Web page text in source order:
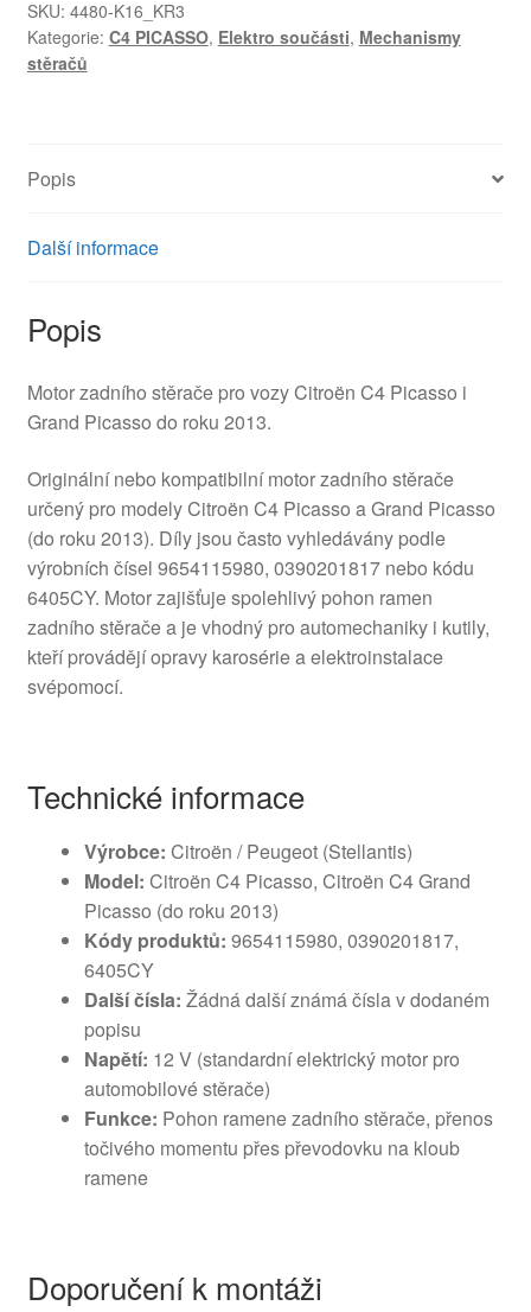
C4
Grand
Picasso
množství
SKU: 4480-K16_KR3
Kategorie: C4 PICASSO, Elektro součásti, Mechanismy
stěračů
Popis
Další informace
Popis
Motor zadního stěrače pro vozy Citroën C4 Picasso i
Grand Picasso do roku 2013.
Originální nebo kompatibilní motor zadního stěrače
určený pro modely Citroën C4 Picasso a Grand Picasso
(do roku 2013). Díly jsou často vyhledávány podle
výrobních čísel 9654115980, 0390201817 nebo kódu
6405CY. Motor zajišťuje spolehlivý pohon ramen
zadního stěrače a je vhodný pro automechaniky i kutily,
kteří provádějí opravy karosérie a elektroinstalace
svépomocí.
Technické informace
Výrobce: Citroën / Peugeot (Stellantis)
Model: Citroën C4 Picasso, Citroën C4 Grand
Picasso (do roku 2013)
Kódy produktů: 9654115980, 0390201817,
6405CY
Další čísla: Žádná další známá čísla v dodaném
popisu
Napětí: 12 V (standardní elektrický motor pro
automobilové stěrače)
Funkce: Pohon ramene zadního stěrače, přenos
točivého momentu přes převodovku na kloub
ramene
Doporučení k montáži